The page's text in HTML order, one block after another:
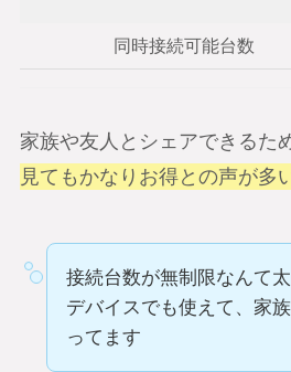
同時接続可能台数
家族や友人とシェアできるた
見てもかなりお得との声が多
接続台数が無制限なんて
デバイスでも使えて、家
ってます